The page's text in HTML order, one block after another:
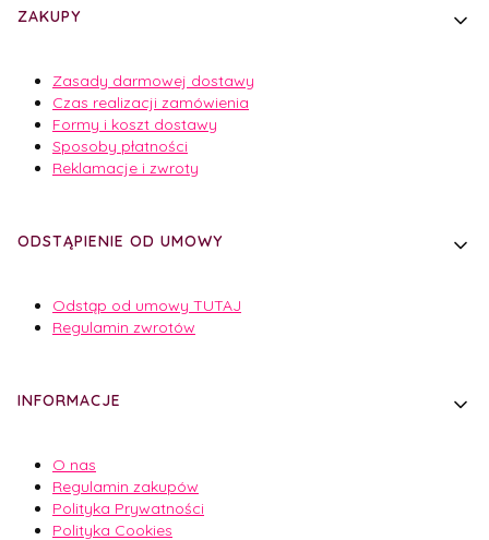
ZAKUPY
Zasady darmowej dostawy
Czas realizacji zamówienia
Formy i koszt dostawy
Sposoby płatności
Reklamacje i zwroty
ODSTĄPIENIE OD UMOWY
Odstąp od umowy TUTAJ
Regulamin zwrotów
INFORMACJE
O nas
Regulamin zakupów
Polityka Prywatności
Polityka Cookies